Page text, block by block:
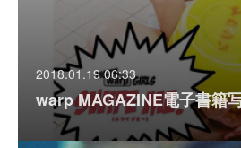
2018.01.19 06:33
warp MAGAZINE電子書籍